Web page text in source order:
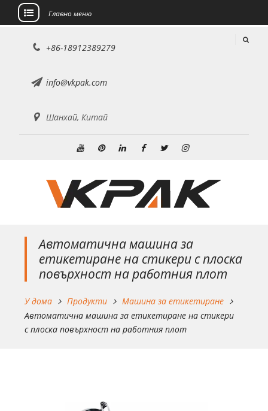
Главно меню
+86-18912389279
info@vkpak.com
Шанхай, Китай
Автоматична машина за
етикетиране на стикери с плоска
повърхност на работния плот
У дома Продукти
Машина за етикетиране
Автоматична машина за етикетиране на стикери
с плоска повърхност на работния плот